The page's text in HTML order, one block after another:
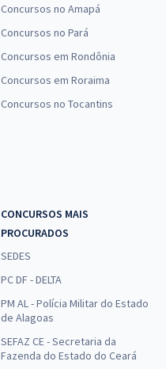
Concursos no Amapá
Concursos no Pará
Concursos em Rondônia
Concursos em Roraima
Concursos no Tocantins
CONCURSOS MAIS
PROCURADOS
SEDES
PC DF - DELTA
PM AL - Polícia Militar do Estado
de Alagoas
SEFAZ CE - Secretaria da
Fazenda do Estado do Ceará